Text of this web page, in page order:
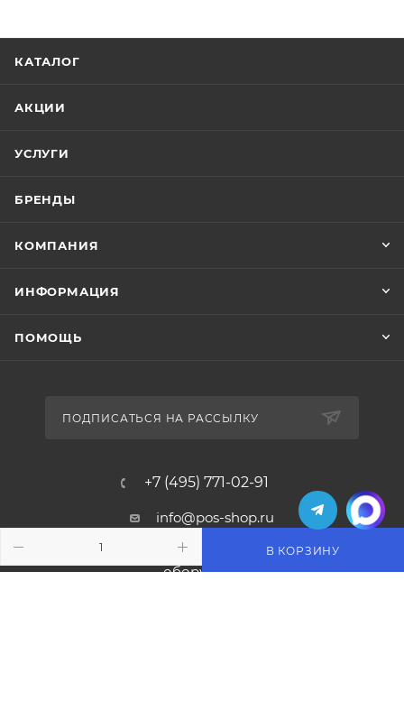
В КОРЗИНУ
КАТАЛОГ
АКЦИИ
УСЛУГИ
БРЕНДЫ
КОМПАНИЯ
ИНФОРМАЦИЯ
ПОМОЩЬ
ПОДПИСАТЬСЯ НА РАССЫЛКУ
+7 (495) 771-02-91
info@pos-shop.ru
Магазин Интелис торговое
оборудование